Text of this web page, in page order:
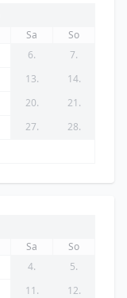
Sa
So
6.
7.
13.
14.
20.
21.
27.
28.
Sa
So
4.
5.
11.
12.